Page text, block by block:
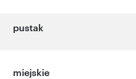
pustak
miejskie